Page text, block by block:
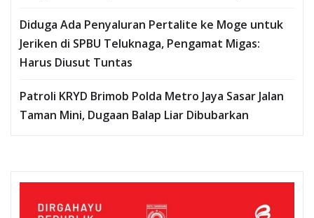
Diduga Ada Penyaluran Pertalite ke Moge untuk
Jeriken di SPBU Teluknaga, Pengamat Migas:
Harus Diusut Tuntas
Patroli KRYD Brimob Polda Metro Jaya Sasar Jalan
Taman Mini, Dugaan Balap Liar Dibubarkan